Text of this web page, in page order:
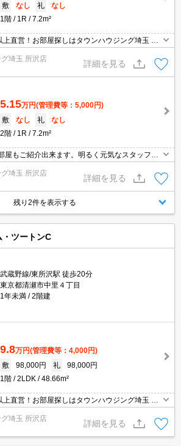
敷 なし 礼
なし
1階
1R 7.2m²
直営！お部屋探しはタウンハウジング埼玉 所
埼玉 所沢店
詳細を見る
5.15万円(管理費等：5,000円)
敷
なし 礼
なし
2階
1R 7.2m²
屋もご紹介出来ます。明るく元気なスタッフが
いただきます。オンラインで見学・接客可能で
合わせ下さい☆★
埼玉 所沢店
詳細を見る
残り2件を表示する
・ツートンC
武蔵野線/東所沢駅 徒歩20分
東京都清瀬市中里４丁目
1年未満
2階建
9.8万円(管理費等：4,000円)
敷
98,000円 礼
98,000円
1階
2LDK 48.66m²
直営！お部屋探しはタウンハウジング埼玉 所
埼玉 所沢店
詳細を見る